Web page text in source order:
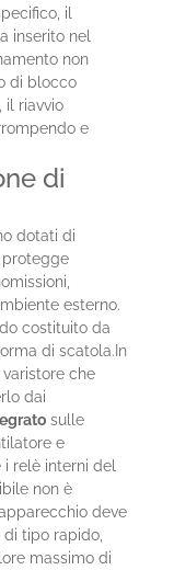
il
inserito nel
non
di blocco
il riavvio
e
di
dotati di
protegge
esterno.
costituito da
di scatola.In
che
dai
sulle
e
relè interni del
non è
deve
di tipo rapido,
massimo di